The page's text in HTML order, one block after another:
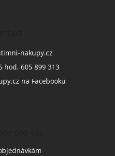
nakupy.cz
hod. 605 899 313
na Facebooku